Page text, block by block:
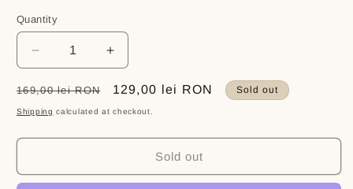
Quantity
Decrease
quantity
for
Amuleta
cu
cu
Increase
quantity
for
Amuleta
cu
cu
Regular
price
169,00 lei RON
Sale
price
129,00 lei RON Sold out
Shipping calculated at checkout.
Sold out